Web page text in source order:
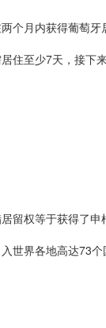
个月内获得葡萄
住至少7天，接下
留权等于获得了
世界各地高达73